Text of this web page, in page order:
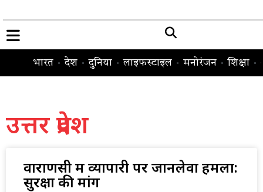
भारत देश दुनिया लाइफस्टाइल मनोरंजन शिक्षा
उत्तर प्रदेश
वाराणसी में व्यापारी पर जानलेवा हमला:
सुरक्षा की मांग